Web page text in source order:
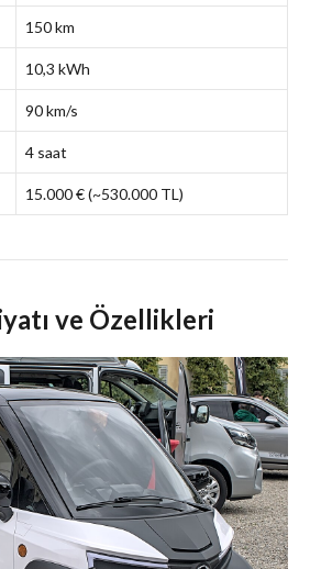
150 km
10,3 kWh
90 km/s
4 saat
15.000 € (~530.000 TL)
ve Özellikleri